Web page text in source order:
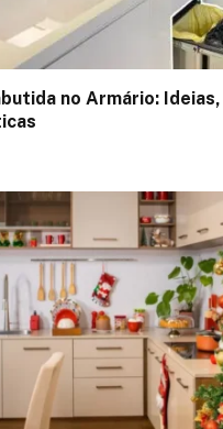
no Armário: